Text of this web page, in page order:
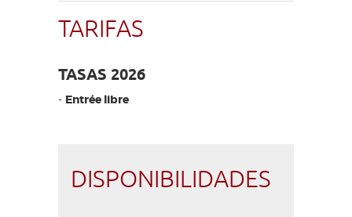
TARIFAS
TASAS 2026
- Entrée libre
DISPONIBILIDADES